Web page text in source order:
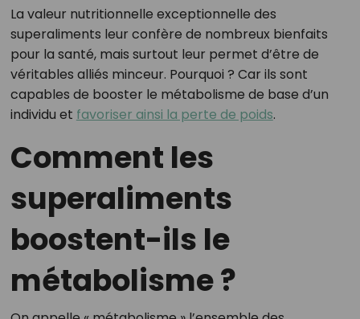
La valeur nutritionnelle exceptionnelle des
superaliments leur confère de nombreux bienfaits
pour la santé, mais surtout leur permet d’être de
véritables alliés minceur. Pourquoi ? Car ils sont
capables de booster le métabolisme de base d’un
individu et favoriser ainsi la perte de poids.
Comment les
superaliments
boostent-ils le
métabolisme ?